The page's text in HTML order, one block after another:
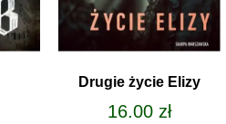
Drugie życie Elizy
16.00 zł